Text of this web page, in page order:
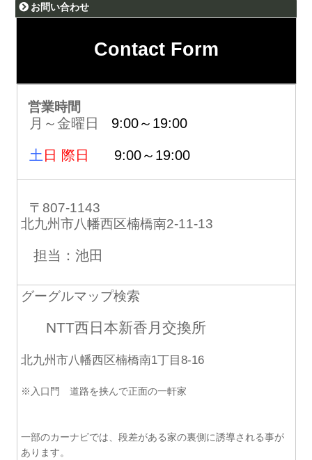
お問い合わせ
Contact Form
営業時間
月～金曜日 9:00～19:00
土 日 際日 9:00～19:00
〒807-1143
北九州市八幡西区楠橋南2-11-13
担当：池田
グーグルマップ検索
NTT西日本新香月交換所
北九州市八幡西区楠橋南1丁目8-16
※入口門 道路を挟んで正面の一軒家
一部のカーナビでは、段差がある家の裏側に誘導される事が
あります。